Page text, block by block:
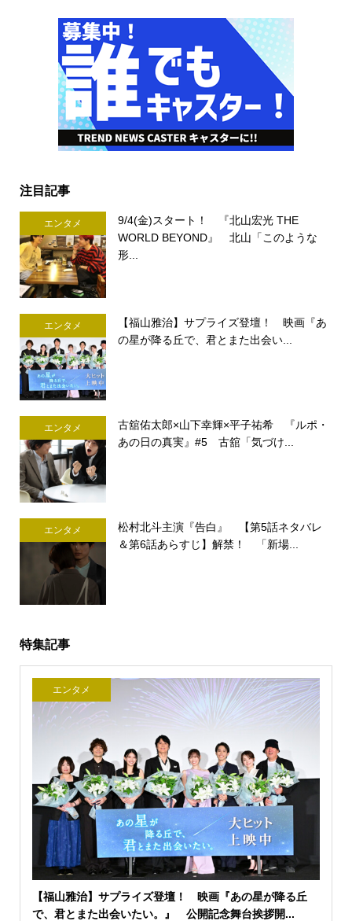
注目記事
エンタメ
9/4(金)スタート！ 『北山宏光 THE
WORLD BEYOND』 北山「このような
形...
エンタメ
【福山雅治】サプライズ登壇！ 映画『あ
の星が降る丘で、君とまた出会い...
エンタメ
古舘佑太郎×山下幸輝×平子祐希 『ルポ・
あの日の真実』#5 古舘「気づけ...
エンタメ
松村北斗主演『告白』 【第5話ネタバレ
＆第6話あらすじ】解禁！ 「新場...
特集記事
エンタメ
【福山雅治】サプライズ登壇！ 映画『あの星が降る丘
で、君とまた出会いたい。』 公開記念舞台挨拶開...